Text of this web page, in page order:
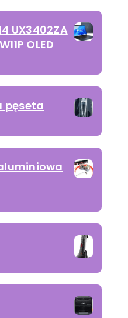
UX3402ZA
OLED
pęseta